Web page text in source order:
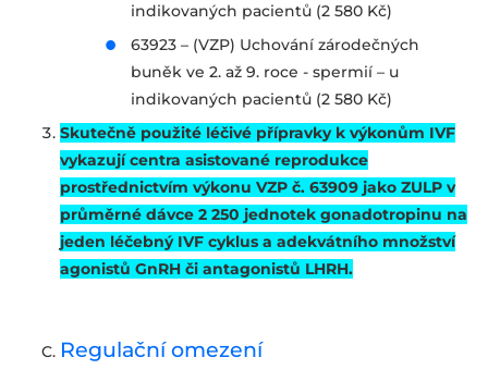
indikovaných pacientů (2 580 Kč)
63923 – (VZP) Uchování zárodečných
buněk ve 2. až 9. roce - spermií – u
indikovaných pacientů (2 580 Kč)
Skutečně použité léčivé přípravky k výkonům IVF
vykazují centra asistované reprodukce
prostřednictvím výkonu VZP č. 63909 jako ZULP v
průměrné dávce 2 250 jednotek gonadotropinu na
jeden léčebný IVF cyklus a adekvátního množství
agonistů GnRH či antagonistů LHRH.
Regulační omezení